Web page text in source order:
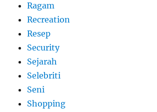
Ragam
Recreation
Resep
Security
Sejarah
Selebriti
Seni
Shopping